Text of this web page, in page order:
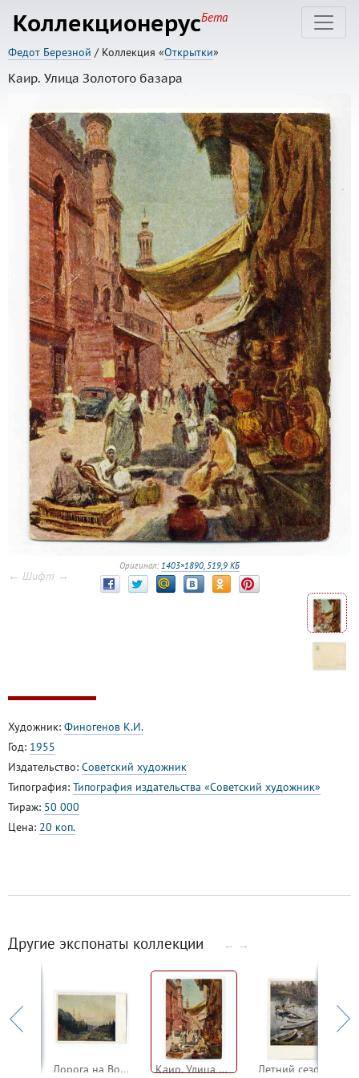
КоллекционерусБета
Федот Березной / Коллекция «Открытки»
Каир. Улица Золотого базара
Оригинал: 1403×1890, 519,9 КБ
← Шифт →
Художник: Финогенов К.И.
Год: 1955
Издательство: Советский художник
Типография: Типография издательства «Советский художник»
Тираж: 50 000
Цена: 20 коп.
Другие экспонаты коллекции ← →
Дорога на Воркуту Каир. Улица Золотого базара